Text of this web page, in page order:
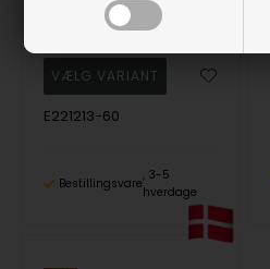
405,00 DKK
Vejl. udsalgspris
E221213-60
Bestillingsvare
3-5
hverdage